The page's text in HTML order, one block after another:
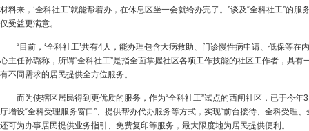
材料来，‘全科社工’就能帮着办，在休息区坐一会就给办完了。”谈及“全科社工”的
仅受益更满意。
“目前，‘全科社工’共有4人，能办理包含大病救助、门诊慢性病申请、低保等在
心主任孙璐称，所谓“全科社工”是指全面掌握社区各项工作技能的社区工作者，具
有不同需求的居民提供全方位服务。
而为使辖区居民得到更优质的服务，作为“全科社工”试点的西闸社区，已于今年
厅增设“全科受理服务窗口”、提供帮办代办服务等方式，实现“前台接待、全科受理
还可为办事居民提供业务指引、免费复印等服务，最大限度地为居民提供便利。